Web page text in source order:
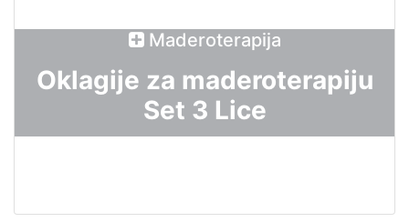
Maderoterapija
Oklagije za maderoterapiju
Set 3 Lice